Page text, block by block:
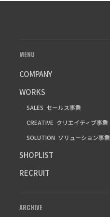
MENU
COMPANY
WORKS
SALES セールス事業
CREATIVE クリエイティブ事業
SOLUTION ソリューション事業
SHOPLIST
RECRUIT
ARCHIVE